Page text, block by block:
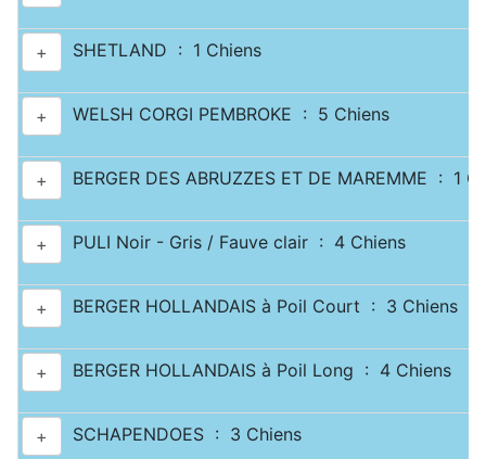
+ SHETLAND : 1 Chiens
+ WELSH CORGI PEMBROKE : 5 Chiens
+ BERGER DES ABRUZZES ET DE MAREMME : 1
+ PULI Noir - Gris / Fauve clair : 4 Chiens
+ BERGER HOLLANDAIS à Poil Court : 3 Chiens
+ BERGER HOLLANDAIS à Poil Long : 4 Chiens
+ SCHAPENDOES : 3 Chiens